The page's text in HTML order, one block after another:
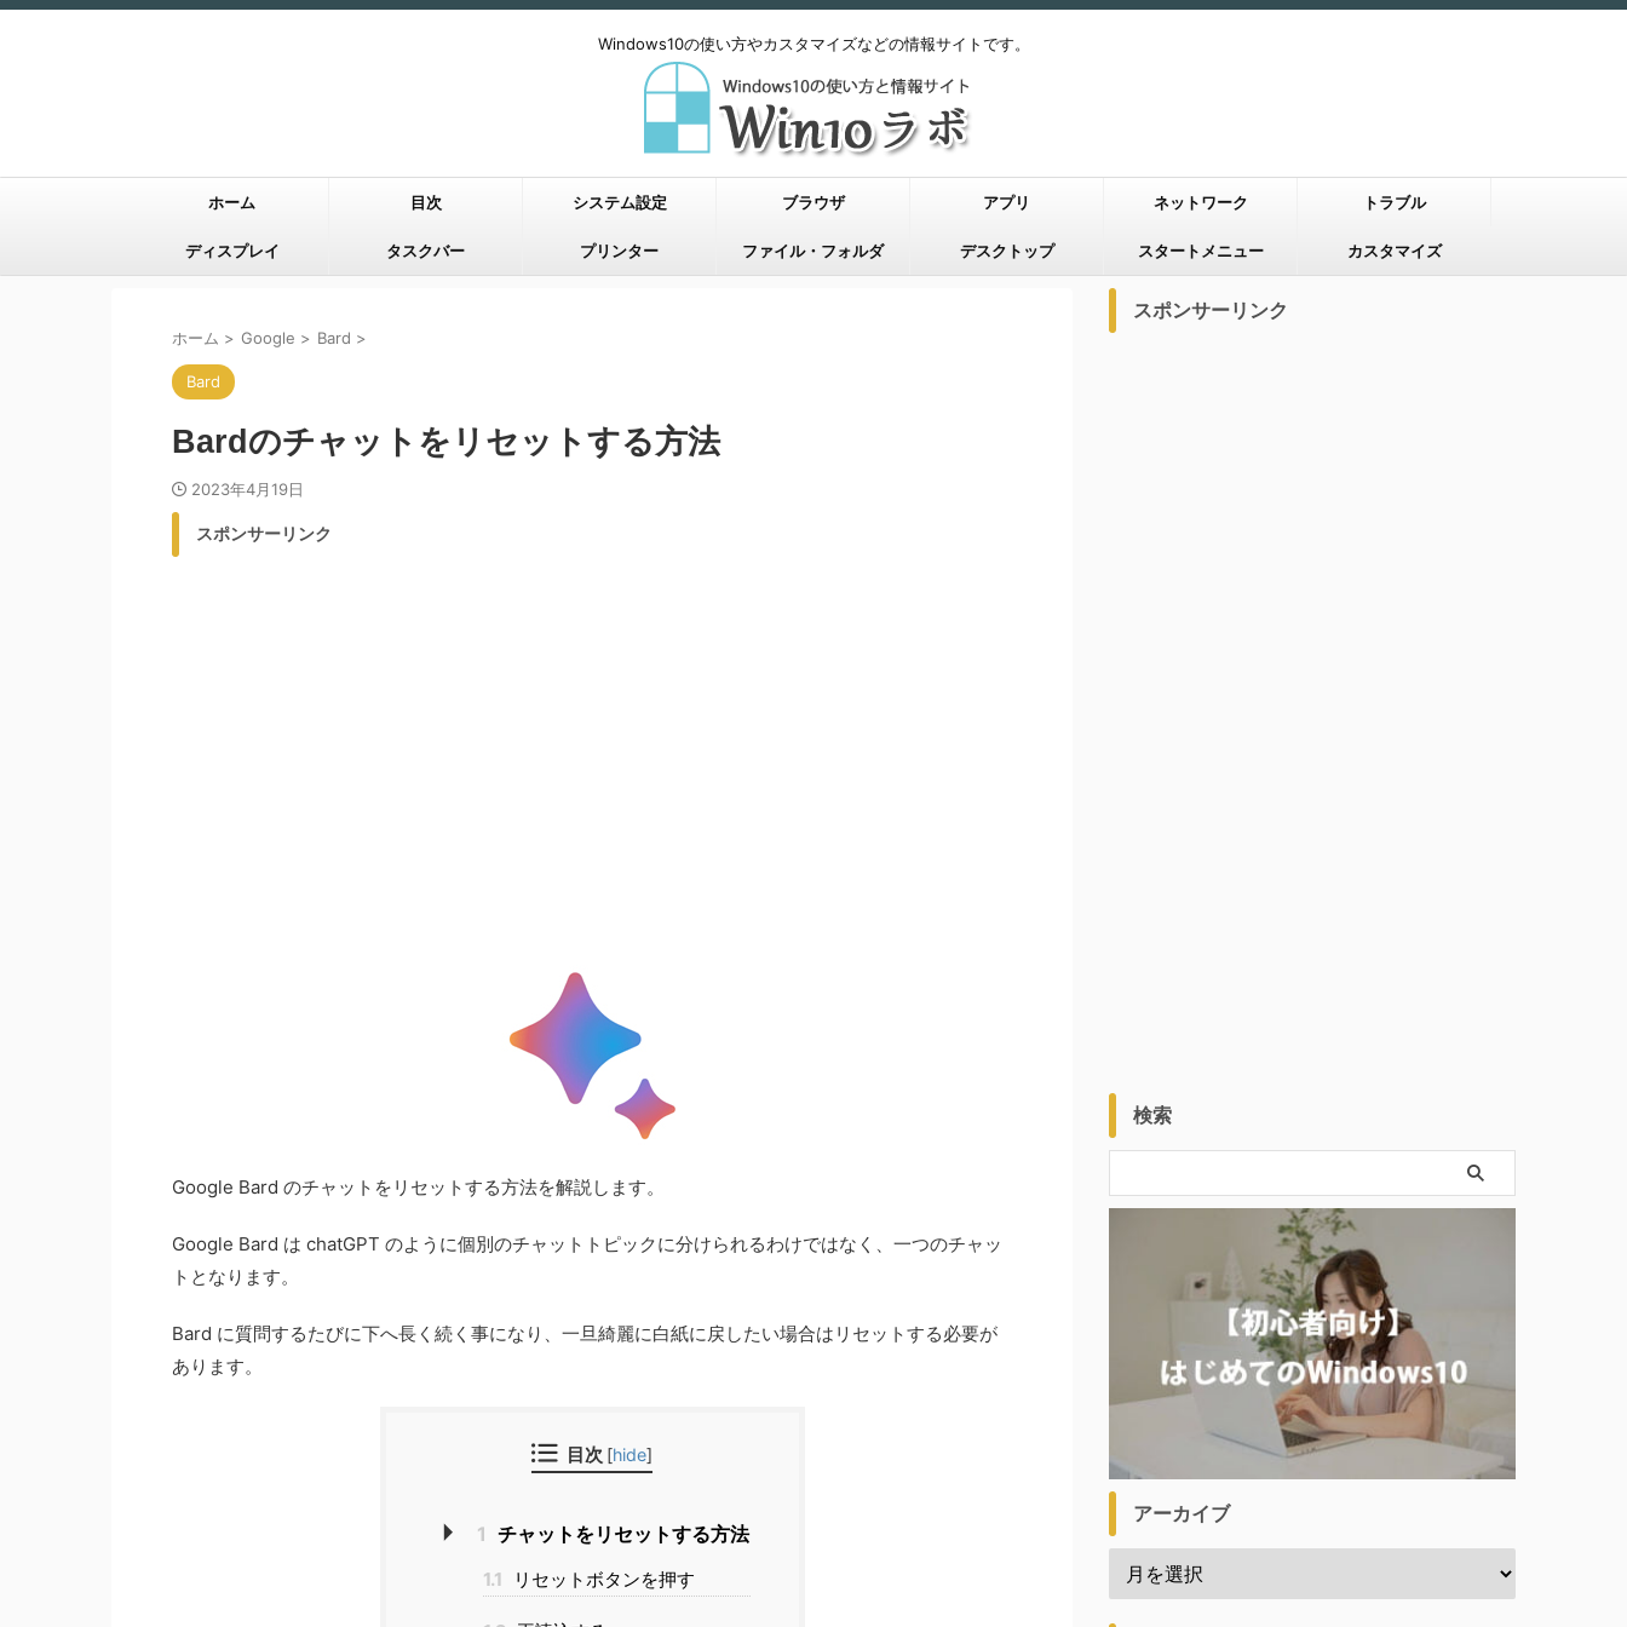
Windows10の使い方やカスタマイズなどの情報サイトです。
ホーム 目次 システム設定 ブラウザ アプリ ネットワーク トラブル
ディスプレイ タスクバー プリンター ファイル・フォルダ デスクトップ スタートメニュー カスタマイズ
ホーム > Google > Bard >
Bard
Bardのチャットをリセットする方法
2023年4月19日
スポンサーリンク
Google Bard のチャットをリセットする方法を解説します。
Google Bard は chatGPT のように個別のチャットトピックに分けられるわけではなく、一つのチャッ
トとなります。
Bard に質問するたびに下へ長く続く事になり、一旦綺麗に白紙に戻したい場合はリセットする必要が
あります。
目次 [hide]
1 チャットをリセットする方法
1.1 リセットボタンを押す
スポンサーリンク
検索
アーカイブ